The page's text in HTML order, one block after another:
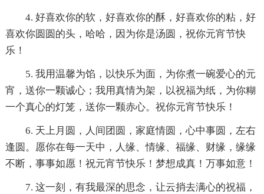
4. 好喜欢你的软，好喜欢你的酥，好喜欢你的粘，好
喜欢你圆圆的头，哈哈，因为你是汤圆，祝你元宵节快
乐！
5. 我用温馨为馅，以快乐为面，为你煮一碗爱心的元
宵，送你一颗诚心；我用真情为架，以祝福为纸，为你糊
一个真心的灯笼，送你一颗赤心。祝你元宵节快乐！
6. 天上月圆，人间团圆，家庭情圆，心中事圆，左右
逢圆。愿你在每一天中，人缘、情缘、福缘、财缘，缘缘
不断，事事如愿！祝元宵节快乐！梦想成真！万事如意！
7. 这一刻，有我最深的思念，让云捎去满心的祝福，